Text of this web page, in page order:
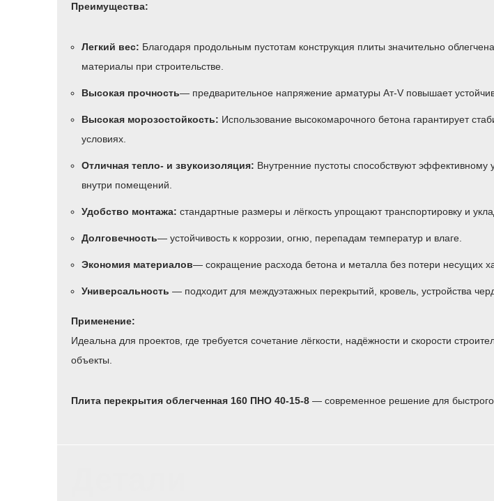
Преимущества:
Легкий вес: Благодаря продольным пустотам конструкция плиты значительно
материалы при строительстве.
Высокая прочность— предварительное напряжение арматуры Ат-V повышает
Высокая морозостойкость: Использование высокомарочного бетона гарантирует
условиях.
Отличная тепло- и звукоизоляция: Внутренние пустоты способствуют
внутри помещений.
Удобство монтажа: стандартные размеры и лёгкость упрощают транспортировку и
Долговечность— устойчивость к коррозии, огню, перепадам температур и влаге.
Экономия материалов— сокращение расхода бетона и металла без потери несущих
Универсальность — подходит для междуэтажных перекрытий, кровель, устройства
Применение:
Идеальна для проектов, где требуется сочетание лёгкости, надёжности и скорости
объекты.
Плита перекрытия облегченная 160 ПНО 40-15-8 — современное решение для быстрого